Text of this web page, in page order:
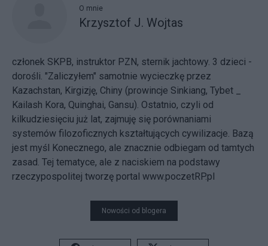
O mnie
Krzysztof J. Wojtas
członek SKPB, instruktor PZN, sternik jachtowy. 3 dzieci -
dorośli. "Zaliczyłem" samotnie wycieczkę przez
Kazachstan, Kirgizję, Chiny (prowincje Sinkiang, Tybet _
Kailash Kora, Quinghai, Gansu). Ostatnio, czyli od
kilkudziesięciu już lat, zajmuję się porównaniami
systemów filozoficznych kształtujących cywilizacje. Bazą
jest myśl Konecznego, ale znacznie odbiegam od tamtych
zasad. Tej tematyce, ale z naciskiem na podstawy
rzeczypospolitej tworzę portal www.poczetRP.pl
Nowości od blogera